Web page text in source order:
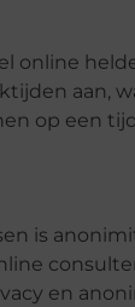
online
aan,
op een
is
en